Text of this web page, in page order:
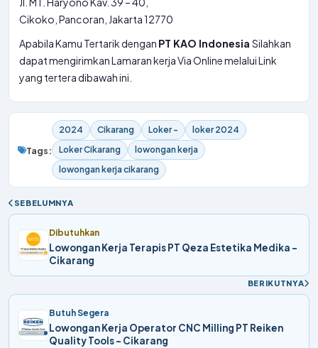
Cikoko, Pancoran, Jakarta 12770
Apabila Kamu Tertarik dengan PT KAO Indonesia Silahkan
dapat mengirimkan Lamaran kerja Via Online melalui Link
yang tertera dibawah ini.
Tags:
2024 Cikarang Loker -
loker 2024
Loker Cikarang
lowongan kerja
lowongan kerja cikarang
SEBELUMNYA
Dibutuhkan
Lowongan Kerja Terapis PT Qeza Estetika Medika -
Cikarang
BERIKUTNYA
Butuh Segera
Lowongan Kerja Operator CNC Milling PT Reiken
Quality Tools - Cikarang